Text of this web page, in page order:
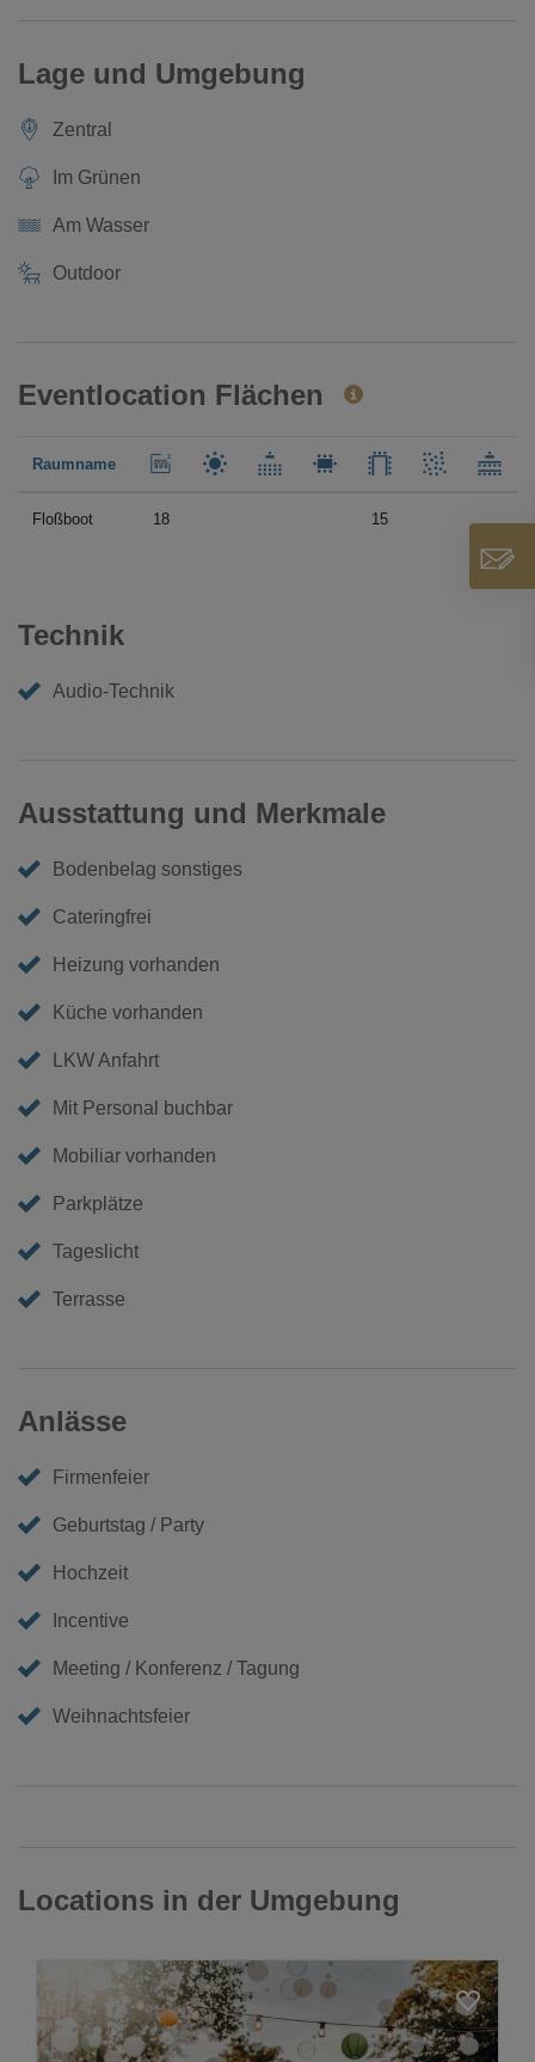
Lage und Umgebung
Zentral
Im Grünen
Am Wasser
Outdoor
Eventlocation Flächen
Raumname
Floßboot 18 15
Technik
Audio-Technik
Ausstattung und Merkmale
Bodenbelag sonstiges
Cateringfrei
Heizung vorhanden
Küche vorhanden
LKW Anfahrt
Mit Personal buchbar
Mobiliar vorhanden
Parkplätze
Tageslicht
Terrasse
Anlässe
Firmenfeier
Geburtstag / Party
Hochzeit
Incentive
Meeting / Konferenz / Tagung
Weihnachtsfeier
Locations in der Umgebung